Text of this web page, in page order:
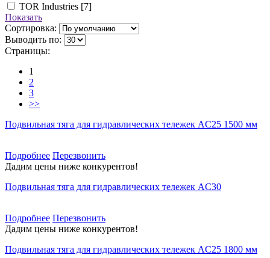
TOR Industries [7]
Показать
Сортировка:
Выводить по:
Страницы:
1
2
3
>>
Подвильная тяга для гидравлических тележек AC25 1500 мм
Подробнее Перезвонить
Дадим цены ниже конкурентов!
Подвильная тяга для гидравлических тележек AC30
Подробнее Перезвонить
Дадим цены ниже конкурентов!
Подвильная тяга для гидравлических тележек AC25 1800 мм